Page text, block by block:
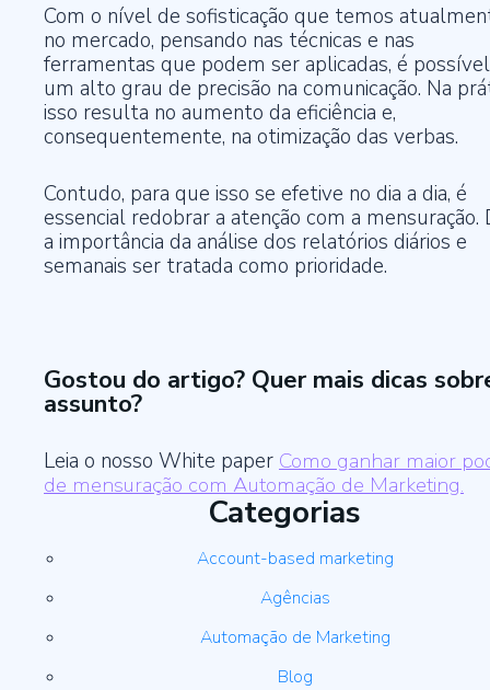
Com o nível de sofisticação que temos
no mercado, pensando nas técnicas e nas
ferramentas que podem ser aplicadas, é
um alto grau de precisão na comunicação. Na
isso resulta no aumento da eficiência e,
consequentemente, na otimização das verbas.
Contudo, para que isso se efetive no dia a dia, é
essencial redobrar a atenção com a mensuração.
a importância da análise dos relatórios diários e
semanais ser tratada como prioridade.
Gostou do artigo? Quer mais dicas
assunto?
Leia o nosso White paper Como ganhar maior
de mensuração com Automação de Marketing.
Categorias
Account-based marketing
Agências
Automação de Marketing
Blog